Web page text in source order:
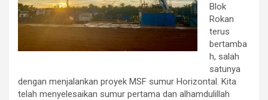
Blok
Rokan
terus
bertamba
h, salah
satunya
dengan menjalankan proyek MSF sumur Horizontal. Kita
telah menyelesaikan sumur pertama dan alhamdulillah